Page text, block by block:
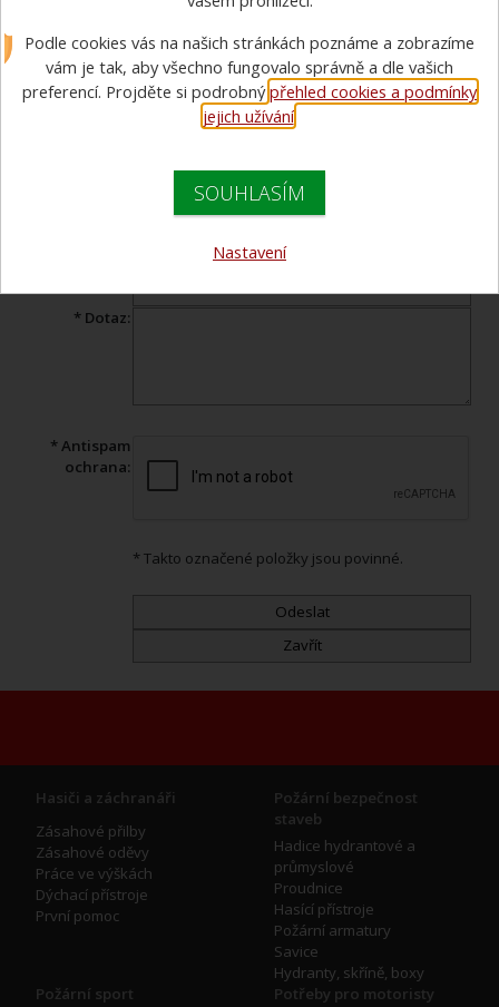
Máte dotaz ohledně prohlíženého zboží? Vyplňte tento formulář a
náš specialista Vám v co nejkratším čase odpoví.
Produkt:Přilba Mammut SKYWALKER 3.0
* Dotaz:
* Antispam
ochrana:
* Takto označené položky jsou povinné.
Hasiči a záchranáři
Zásahové přilby
Zásahové oděvy
Práce ve výškách
Dýchací přístroje
První pomoc
Požární bezpečnost
staveb
Hadice hydrantové a
průmyslové
Proudnice
Hasící přístroje
Požární armatury
Savice
Hydranty, skříně, boxy
Požární sport
Potřeby pro motoristy
Podle cookies vás na našich stránkách poznáme a zobrazíme
vám je tak, aby všechno fungovalo správně a dle vašich
preferencí. Projděte si podrobnýpřehled cookies a podmínky
jejich užívání.
SOUHLASÍM
Nastavení